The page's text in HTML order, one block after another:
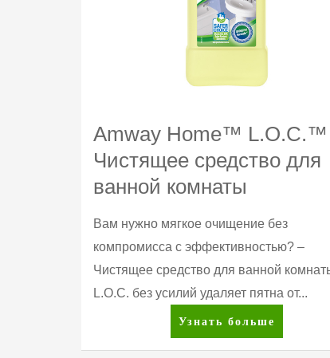
Amway Home™ L.O.C.™
Чистящее средство для
ванной комнаты
Вам нужно мягкое очищение без
компромисса с эффективностью? –
Чистящее средство для ванной
L.O.C. без усилий удаляет пятна от...
Amway
Home™
Узнать больше